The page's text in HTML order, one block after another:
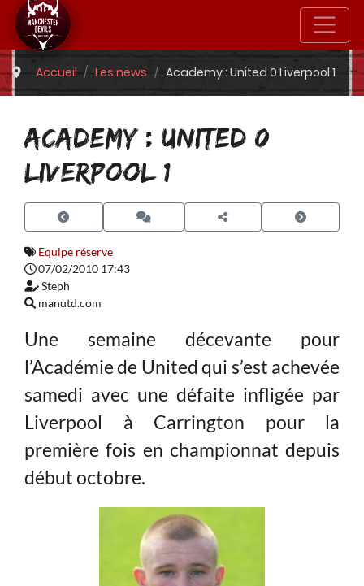
Accueil Les news Academy : United 0 Liverpool 1
ACADEMY : UNITED 0
LIVERPOOL 1
Equipe réserve
07/02/2010 17:43
Steph
manutd.com
Une semaine décevante pour
l’Académie de United qui s’est achevée
samedi avec une défaite infligée par
Liverpool à Carrington pour la
première fois en championnat depuis
début octobre.